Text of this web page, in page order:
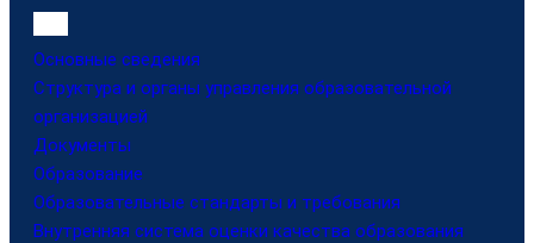
Основные сведения
Структура и органы управления образовательной
организацией
Документы
Образование
Образовательные стандарты и требования
Внутренняя система оценки качества образования